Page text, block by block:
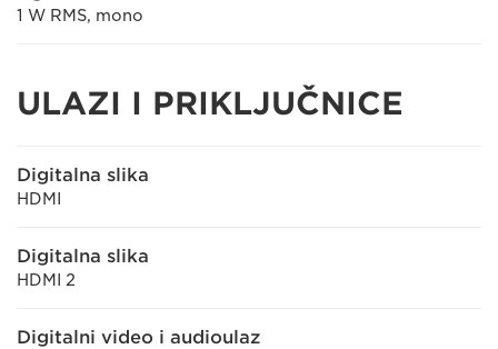
1 W RMS, mono
ULAZI I PRIKLJUČNICE
Digitalna slika
HDMI
Digitalna slika
HDMI 2
Digitalni video i audioulaz